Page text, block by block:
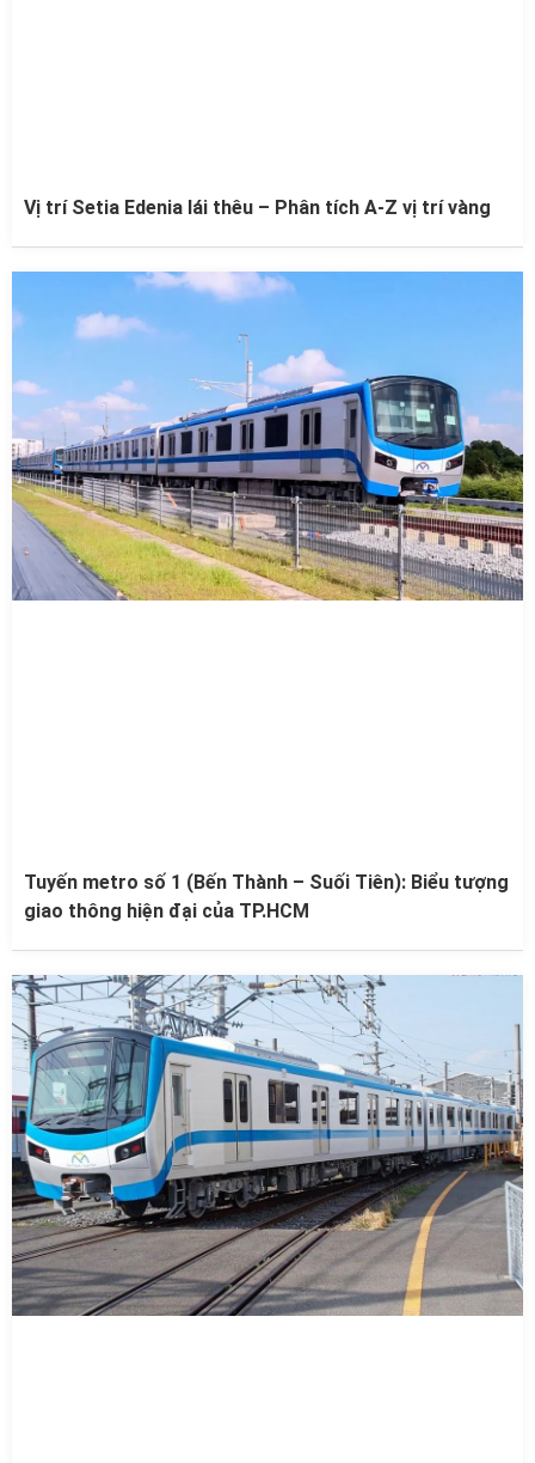
Vị trí Setia Edenia lái thêu – Phân tích A-Z vị trí vàng
Tuyến metro số 1 (Bến Thành – Suối Tiên): Biểu tượng
giao thông hiện đại của TP.HCM